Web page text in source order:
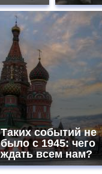
Таких событий не
было с 1945: чего
ждать всем нам?